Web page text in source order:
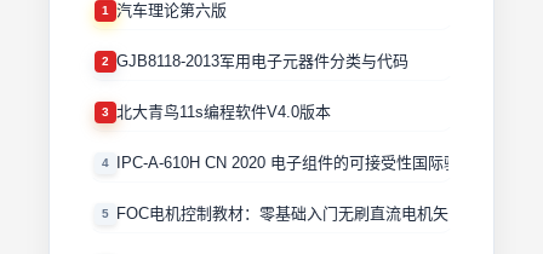
1 汽车理论第六版
2 GJB8118-2013军用电子元器件分类与代码
3 北大青鸟11s编程软件V4.0版本
4 IPC-A-610H CN 2020 电子组件的可接受性国际验收标准
5 FOC电机控制教材：零基础入门无刷直流电机矢量控制技术